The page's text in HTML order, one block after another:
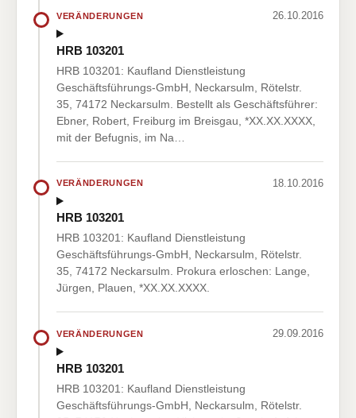
VERÄNDERUNGEN 26.10.2016
HRB 103201
HRB 103201: Kaufland Dienstleistung
Geschäftsführungs-GmbH, Neckarsulm, Rötelstr.
35, 74172 Neckarsulm. Bestellt als Geschäftsführer:
Ebner, Robert, Freiburg im Breisgau, *XX.XX.XXXX,
mit der Befugnis, im Na…
VERÄNDERUNGEN 18.10.2016
HRB 103201
HRB 103201: Kaufland Dienstleistung
Geschäftsführungs-GmbH, Neckarsulm, Rötelstr.
35, 74172 Neckarsulm. Prokura erloschen: Lange,
Jürgen, Plauen, *XX.XX.XXXX.
VERÄNDERUNGEN 29.09.2016
HRB 103201
HRB 103201: Kaufland Dienstleistung
Geschäftsführungs-GmbH, Neckarsulm, Rötelstr.